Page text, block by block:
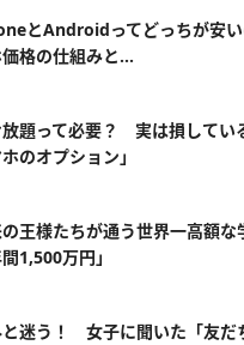
とAndroidってどっちが安
格の仕組みと...
題って必要？ 実は損してい
のオプション」
王様たちが通う世界一高額な
1,500万円」
と迷う！ 女子に聞いた「友だ